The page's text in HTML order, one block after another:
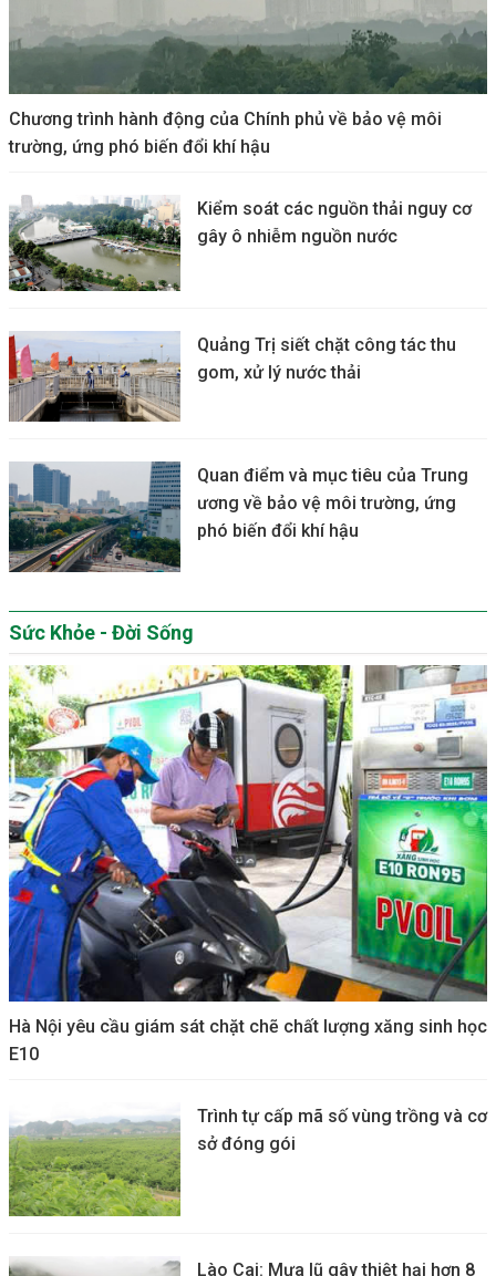
Chương trình hành động của Chính phủ về bảo vệ môi
trường, ứng phó biến đổi khí hậu
Kiểm soát các nguồn thải nguy cơ
gây ô nhiễm nguồn nước
Quảng Trị siết chặt công tác thu
gom, xử lý nước thải
Quan điểm và mục tiêu của Trung
ương về bảo vệ môi trường, ứng
phó biến đổi khí hậu
Sức Khỏe - Đời Sống
Hà Nội yêu cầu giám sát chặt chẽ chất lượng xăng sinh học
E10
Trình tự cấp mã số vùng trồng và cơ
sở đóng gói
Lào Cai: Mưa lũ gây thiệt hại hơn 8